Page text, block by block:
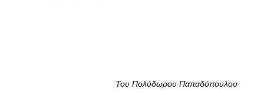
Του Πολύδωρου Παπαδόπουλου